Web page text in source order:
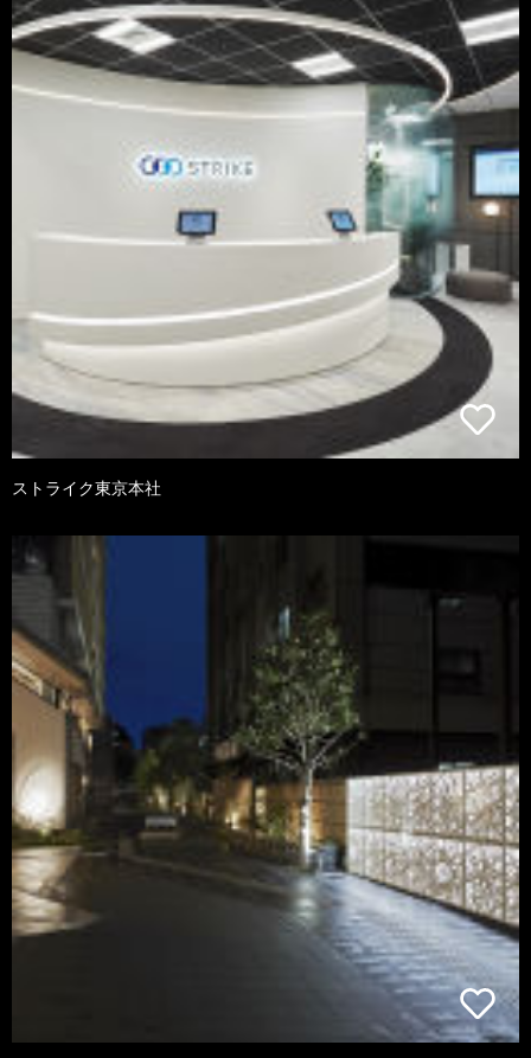
ストライク東京本社